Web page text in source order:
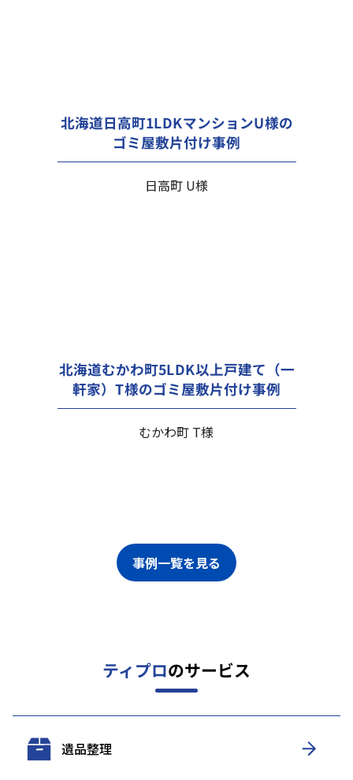
北海道日高町1LDKマンションU様の
ゴミ屋敷片付け事例
日高町 U様
北海道むかわ町5LDK以上戸建て（一
軒家）T様のゴミ屋敷片付け事例
むかわ町 T様
事例一覧を見る
ティプロのサービス
遺品整理